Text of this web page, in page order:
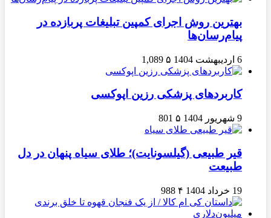
بهترین روش اجرای کمپین تبلیغات پربازده در
پیام‌رسان‌ها
6 اردیبهشت 1404 ۵ 1,089
کاربردهای پزشکی رزین اپوکسی
9 شهریور 1404 ۵ 801
قیر طبیعی (گیلسونایت)؛ طلای سیاه پنهان در دل
طبیعت
19 خرداد 1404 ۴ 988